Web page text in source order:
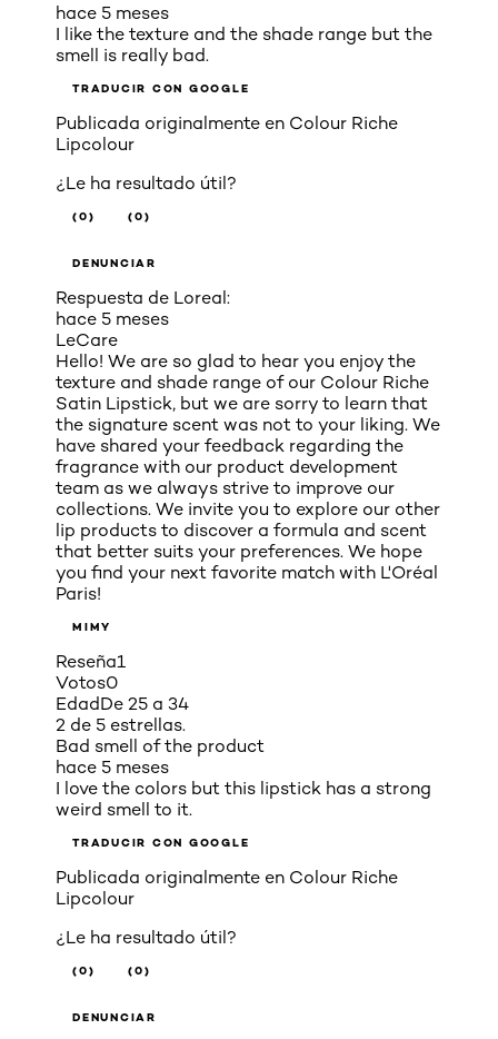
hace 5 meses
I like the texture and the shade range but the
smell is really bad.
TRADUCIR CON GOOGLE
Publicada originalmente en Colour Riche
Lipcolour
¿Le ha resultado útil?
(0) (0)
DENUNCIAR
Respuesta de Loreal:
hace 5 meses
LeCare
Hello! We are so glad to hear you enjoy the
texture and shade range of our Colour Riche
Satin Lipstick, but we are sorry to learn that
the signature scent was not to your liking. We
have shared your feedback regarding the
fragrance with our product development
team as we always strive to improve our
collections. We invite you to explore our other
lip products to discover a formula and scent
that better suits your preferences. We hope
you find your next favorite match with L'Oréal
Paris!
MIMY
Reseña1
Votos0
EdadDe 25 a 34
2 de 5 estrellas.
Bad smell of the product
hace 5 meses
I love the colors but this lipstick has a strong
weird smell to it.
TRADUCIR CON GOOGLE
Publicada originalmente en Colour Riche
Lipcolour
¿Le ha resultado útil?
(0) (0)
DENUNCIAR